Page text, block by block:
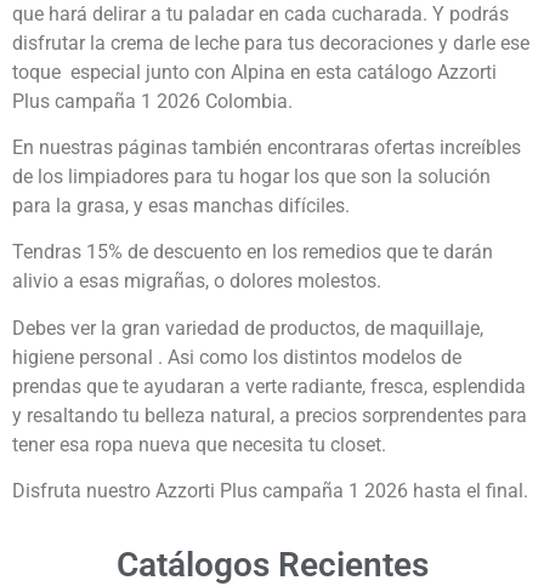
que hará delirar a tu paladar en cada cucharada. Y podrás
disfrutar la crema de leche para tus decoraciones y darle ese
toque especial junto con Alpina en esta catálogo Azzorti
Plus campaña 1 2026 Colombia.
En nuestras páginas también encontraras ofertas increíbles
de los limpiadores para tu hogar los que son la solución
para la grasa, y esas manchas difíciles.
Tendras 15% de descuento en los remedios que te darán
alivio a esas migrañas, o dolores molestos.
Debes ver la gran variedad de productos, de maquillaje,
higiene personal . Asi como los distintos modelos de
prendas que te ayudaran a verte radiante, fresca, esplendida
y resaltando tu belleza natural, a precios sorprendentes para
tener esa ropa nueva que necesita tu closet.
Disfruta nuestro Azzorti Plus campaña 1 2026 hasta el final.
Catálogos Recientes